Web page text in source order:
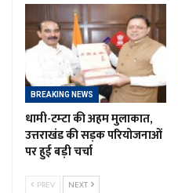
BREAKING NEWS
धामी-टम्टा की अहम मुलाकात,
उत्तराखंड की सड़क परियोजनाओं
पर हुई बड़ी चर्चा
PREV NEXT